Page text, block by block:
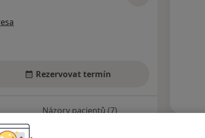
Rezervovat termín
Názory pacientů (7)